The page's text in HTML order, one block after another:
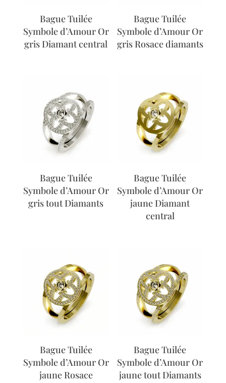
Bague Tuilée
Symbole d’Amour Or
gris Diamant central
Bague Tuilée
Symbole d’Amour Or
gris Rosace diamants
Bague Tuilée
Symbole d’Amour Or
gris tout Diamants
Bague Tuilée
Symbole d’Amour Or
jaune Diamant
central
Bague Tuilée
Symbole d’Amour Or
jaune Rosace
Bague Tuilée
Symbole d’Amour Or
jaune tout Diamants